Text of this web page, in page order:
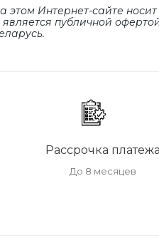
Интернет-сайте
является публичной
Рассрочка платежа
До 8 месяцев